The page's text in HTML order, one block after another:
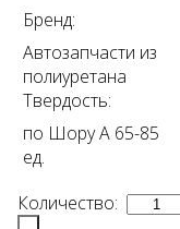
Бренд:
Автозапчасти из
полиуретана
Твердость:
по Шору А 65-85
ед.
Количество: